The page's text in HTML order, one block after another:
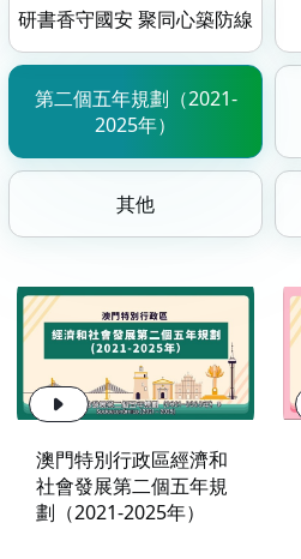
研書香守國安 聚同心築防線
第二個五年規劃（2021-
2025年）
其他
澳門特別行政區經濟和
社會發展第二個五年規
劃（2021-2025年）